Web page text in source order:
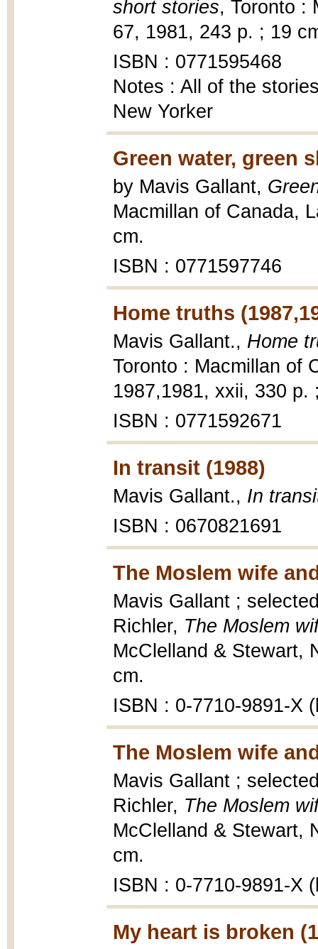
short stories, Toronto :
67, 1981, 243 p. ; 19
ISBN : 0771595468
Notes : All of the
New Yorker
Green water, green
by Mavis Gallant,
Macmillan of Canada,
cm.
ISBN : 0771597746
Home truths
Mavis Gallant., Home
Toronto : Macmillan of
1987,1981, xxii, 330 p.
ISBN : 0771592671
In transit (1988)
Mavis Gallant., In
ISBN : 0670821691
The Moslem wife
Mavis Gallant ;
Richler, The Moslem
McClelland & Stewart,
cm.
ISBN : 0-7710-9891-X
The Moslem wife
Mavis Gallant ;
Richler, The Moslem
McClelland & Stewart,
cm.
ISBN : 0-7710-9891-X
My heart is broken